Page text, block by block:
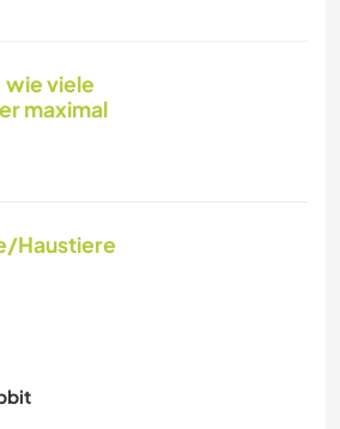
viele
maximal
Haustiere